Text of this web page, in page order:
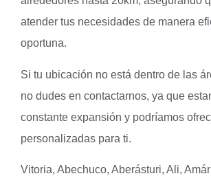
atender tus necesidades de manera
oportuna.
Si tu ubicación no está dentro de las
no dudes en contactarnos, ya que
constante expansión y podríamos
personalizadas para ti.
Vitoria, Abechuco, Aberásturi, Ali,